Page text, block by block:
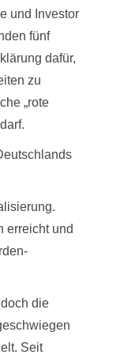
und Investor
fünf
dafür,
zu
„rote
erreicht und
die
Seit